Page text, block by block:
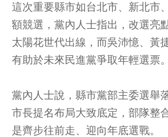
這次重要縣市如台北市、新北市
額競選，黨內人士指出，改選亮
太陽花世代出線，而吳沛憶、黃
有助於未來民進黨爭取年輕選票。
黨內人士說，縣市黨部主委選舉
市長提名布局大致底定，部隊整
是齊步往前走、迎向年底選戰。